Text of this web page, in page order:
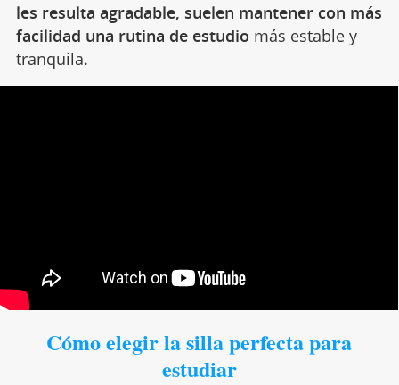
les resulta agradable, suelen mantener con más
facilidad una rutina de estudio más estable y
tranquila.
Cómo elegir la silla perfecta para
estudiar